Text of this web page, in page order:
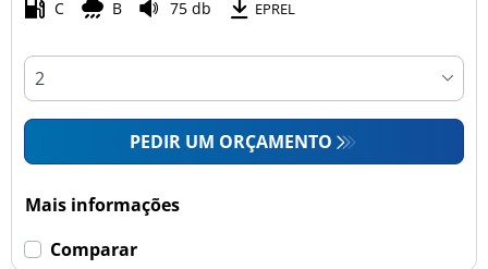
C B 75 db EPREL
PEDIR UM ORÇAMENTO
Mais informações
Comparar